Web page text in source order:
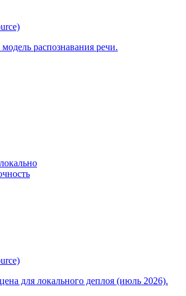
распознавания речи.
для локального деплоя (июль 2026).